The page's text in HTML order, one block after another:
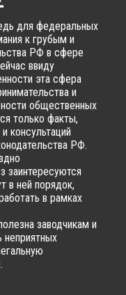
для федеральных
к грубым и
РФ в сфере
ввиду
эта сфера
и
общественных
только факты,
консультаций
РФ.
заинтересуются
в ней порядок,
в рамках
заводчикам и